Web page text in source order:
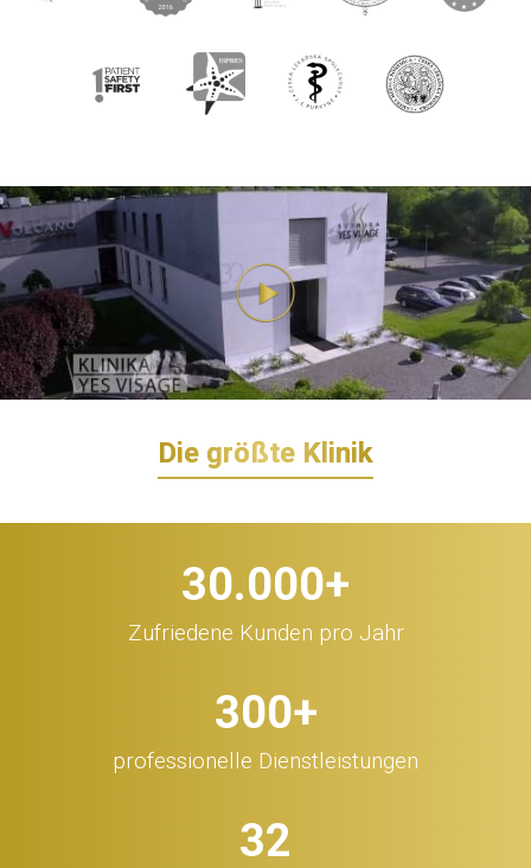
Die größte Klinik
30.000+
Zufriedene Kunden pro Jahr
300+
professionelle Dienstleistungen
32